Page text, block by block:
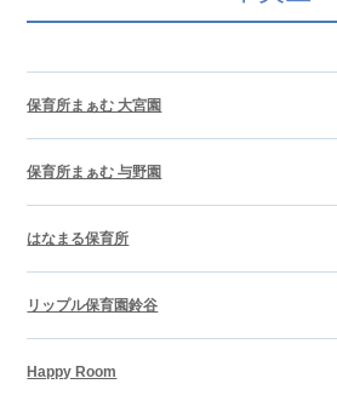
保育所まぁむ 大宮園
保育所まぁむ 与野園
はなまる保育所
リップル保育園鈴谷
Happy Room